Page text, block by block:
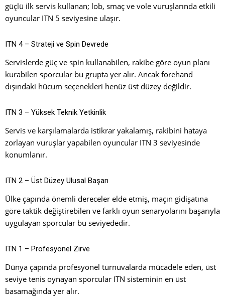
güçlü ilk servis kullanan; lob, smaç ve vole vuruşlarında etkili
oyuncular ITN 5 seviyesine ulaşır.
ITN 4 – Strateji ve Spin Devrede
Servislerde güç ve spin kullanabilen, rakibe göre oyun planı
kurabilen sporcular bu grupta yer alır. Ancak forehand
dışındaki hücum seçenekleri henüz üst düzey değildir.
ITN 3 – Yüksek Teknik Yetkinlik
Servis ve karşılamalarda istikrar yakalamış, rakibini hataya
zorlayan vuruşlar yapabilen oyuncular ITN 3 seviyesinde
konumlanır.
ITN 2 – Üst Düzey Ulusal Başarı
Ülke çapında önemli dereceler elde etmiş, maçın gidişatına
göre taktik değiştirebilen ve farklı oyun senaryolarını başarıyla
uygulayan sporcular bu seviyededir.
ITN 1 – Profesyonel Zirve
Dünya çapında profesyonel turnuvalarda mücadele eden, üst
seviye tenis oynayan sporcular ITN sisteminin en üst
basamağında yer alır.